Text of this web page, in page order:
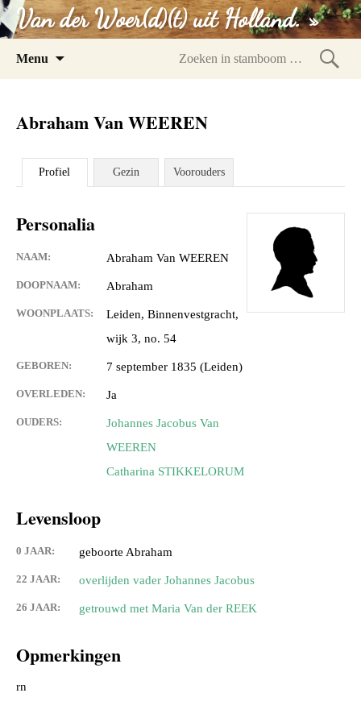
Van der Woer(d)(t) uit Holland. »
Menu
Abraham Van WEEREN
Profiel Gezin Voorouders
Personalia
NAAM: Abraham Van WEEREN
DOOPNAAM: Abraham
WOONPLAATS:
Leiden, Binnenvestgracht,
wijk 3, no. 54
GEBOREN: 7 september 1835 (Leiden)
OVERLEDEN: Ja
OUDERS:
Johannes Jacobus Van
WEEREN
Catharina STIKKELORUM
Levensloop
0 JAAR: geboorte Abraham
22 JAAR: overlijden vader Johannes Jacobus
26 JAAR: getrouwd met Maria Van der REEK
Opmerkingen
rn